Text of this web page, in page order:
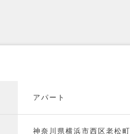
アパート
神奈川県横浜市西区老松町